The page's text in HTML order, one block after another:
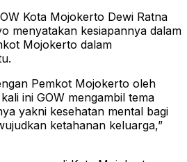
Kota Mojokerto Dewi Ratna
menyatakan kesiapannya dalam
Mojokerto dalam
Pemkot Mojokerto oleh
ini GOW mengambil tema
yakni kesehatan mental bagi
ketahanan keluarga,”